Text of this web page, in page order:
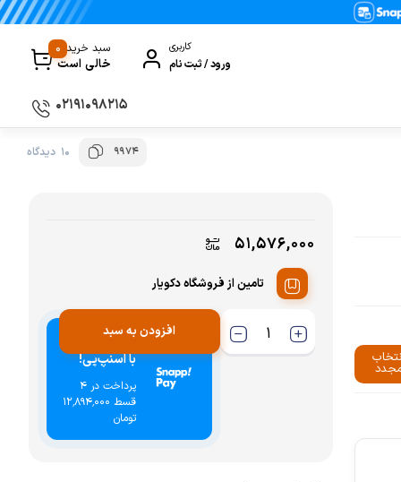
کاربری
ورود / ثبت نام
سبد خرید
خالی است
0
و مصرفی نوشیدنی‌ساز
کتری و قوری
کلمن و فلاسک
۰۲۱۹۱۰۹۸۲۱۵
9974 10 دیدگاه
۵۱,۵۷۶,۰۰۰
تامین از فروشگاه دکویار
افزودن به سبد
خرید اقساطی
با اسنپ‌پی!
پرداخت در 4
قسط ۱۲٬۸۹۴٬۰۰۰
تومان